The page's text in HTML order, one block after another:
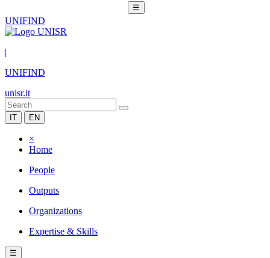
☰
UNIFIND
|
UNIFIND
unisr.it
IT EN
×
Home
People
Outputs
Organizations
Expertise & Skills
☰